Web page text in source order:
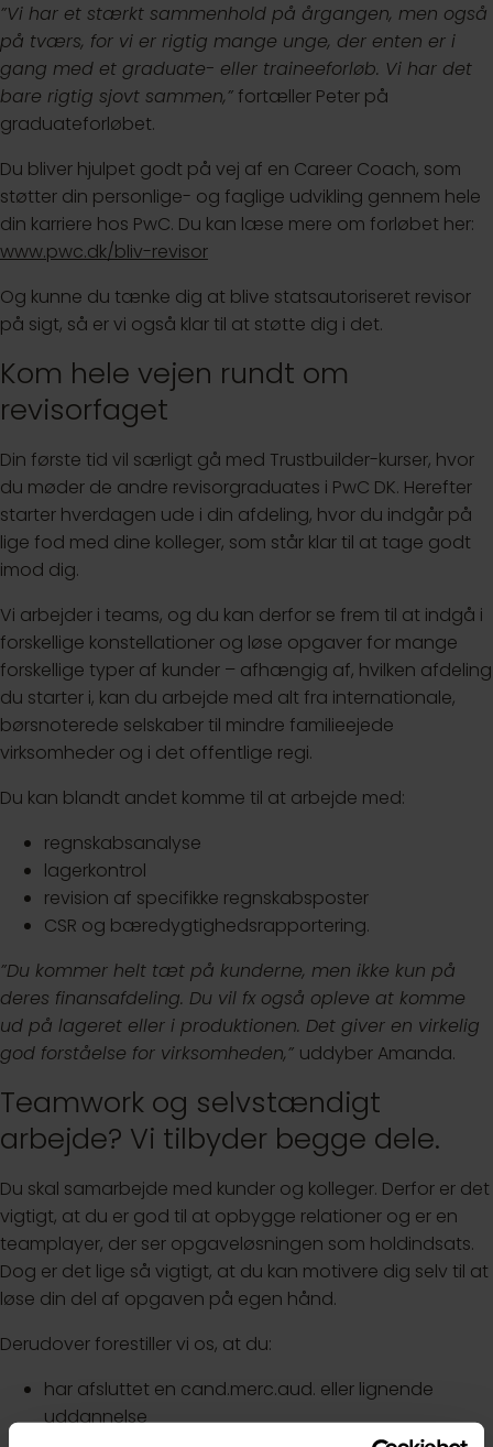
”Vi har et stærkt sammenhold på årgangen, men også
på tværs, for vi er rigtig mange unge, der enten er i
gang med et graduate- eller traineeforløb. Vi har det
bare rigtig sjovt sammen,” fortæller Peter på
graduateforløbet.
Du bliver hjulpet godt på vej af en Career Coach, som
støtter din personlige- og faglige udvikling gennem hele
din karriere hos PwC. Du kan læse mere om forløbet her:
www.pwc.dk/bliv-revisor
Og kunne du tænke dig at blive statsautoriseret revisor
på sigt, så er vi også klar til at støtte dig i det.
Kom hele vejen rundt om
revisorfaget
Din første tid vil særligt gå med Trustbuilder-kurser, hvor
du møder de andre revisorgraduates i PwC DK. Herefter
starter hverdagen ude i din afdeling, hvor du indgår på
lige fod med dine kolleger, som står klar til at tage godt
imod dig.
Vi arbejder i teams, og du kan derfor se frem til at indgå i
forskellige konstellationer og løse opgaver for mange
forskellige typer af kunder – afhængig af, hvilken afdeling
du starter i, kan du arbejde med alt fra internationale,
børsnoterede selskaber til mindre familieejede
virksomheder og i det offentlige regi.
Du kan blandt andet komme til at arbejde med:
regnskabsanalyse
lagerkontrol
revision af specifikke regnskabsposter
CSR og bæredygtighedsrapportering.
”Du kommer helt tæt på kunderne, men ikke kun på
deres finansafdeling. Du vil fx også opleve at komme
ud på lageret eller i produktionen. Det giver en virkelig
god forståelse for virksomheden,” uddyber Amanda.
Teamwork og selvstændigt
arbejde? Vi tilbyder begge dele.
Du skal samarbejde med kunder og kolleger. Derfor er det
vigtigt, at du er god til at opbygge relationer og er en
teamplayer, der ser opgaveløsningen som holdindsats.
Dog er det lige så vigtigt, at du kan motivere dig selv til at
løse din del af opgaven på egen hånd.
Derudover forestiller vi os, at du:
har afsluttet en cand.merc.aud. eller lignende
uddannelse